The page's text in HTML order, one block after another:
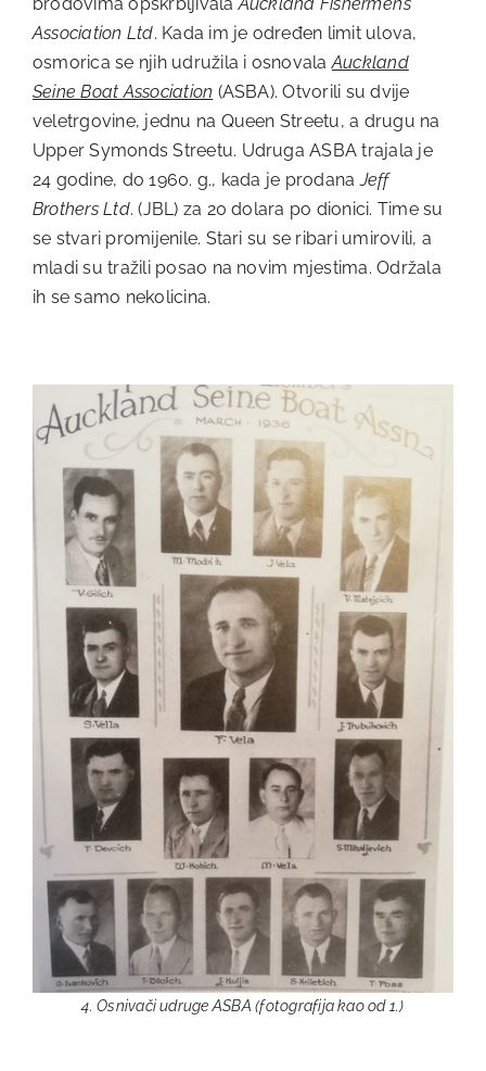
brodovima opskrbljivalaAuckland Fishermen’s
Association Ltd. Kada im je određen limit ulova,
osmorica se njih udružila i osnovalaAuckland
Seine Boat Association (ASBA). Otvorili su dvije
veletrgovine, jednu na Queen Streetu, a drugu na
Upper Symonds Streetu. Udruga ASBA trajala je
24 godine, do 1960. g., kada je prodanaJeff
Brothers Ltd. (JBL) za 20 dolara po dionici. Time su
se stvari promijenile. Stari su se ribari umirovili, a
mladi su tražili posao na novim mjestima. Održala
ih se samo nekolicina.
4. Osnivači udruge ASBA (fotografija kao od 1.)